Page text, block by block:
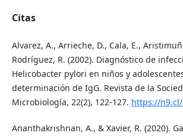
Citas
Alvarez, A., Arrieche, D., Cala, E.,
Rodríguez, R. (2002). Diagnóstico de
Helicobacter pylori en niños y
determinación de IgG. Revista de la
Microbiología, 22(2), 122-127. https://
Ananthakrishnan, A., & Xavier, R. (2020).